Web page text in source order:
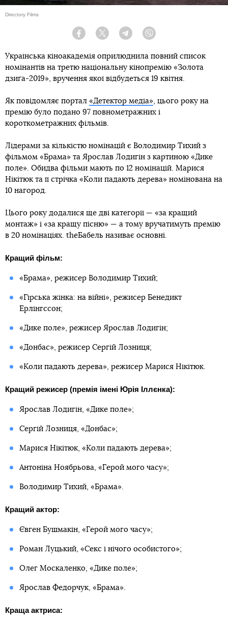
Directory Films
Facebook Twitter Telegram
Українська кіноакадемія оприлюднила повний список
номінантів на третю національну кінопремію «Золота
дзиґа-2019», вручення якої відбудеться 19 квітня.
Як повідомляє портал «Детектор медіа» , цього року на
премію було подано 97 повнометражних і
короткометражних фільмів.
Лідерами за кількістю номінацій є Володимир Тихий з
фільмом «Брама» та Ярослав Лодигін з картиною «Дике
поле». Обидва фільми мають по 12 номінацій. Марися
Нікітюк та її стрічка «Коли падають дерева» номінована на
10 нагород.
Цього року додалися ще дві категорії — «за кращий
монтаж» і «за кращу пісню» — а тому вручатимуть премію
в 20 номінаціях. theБабель називає основні.
Кращий фільм:
«Брама», режисер Володимир Тихий;
«Гірська жінка: на війні», режисер Бенедикт
Ерлінгссон;
«Дике поле», режисер Ярослав Лодигін;
«Донбас», режисер Сергій Лозниця;
«Коли падають дерева», режисер Марися Нікітюк.
Кращий режисер (премія імені Юрія Іллєнка):
Ярослав Лодигін, «Дике поле»;
Сергій Лозниця, «Донбас»;
Марися Нікітюк, «Коли падають дерева»;
Антоніна Ноябрьова, «Герой мого часу»;
Володимир Тихий, «Брама».
Кращий актор:
Євген Бушмакін, «Герой мого часу»;
Роман Луцький, «Секс і нічого особистого»;
Олег Москаленко, «Дике поле»;
Ярослав Федорчук, «Брама».
Краща актриса: